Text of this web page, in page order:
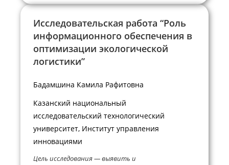
Исследовательская работа “Роль
информационного обеспечения в
оптимизации экологической
логистики”
Бадамшина Камила Рафитовна
Казанский национальный
исследовательский технологический
университет, Институт управления
инновациями
Цель исследования — выявить и